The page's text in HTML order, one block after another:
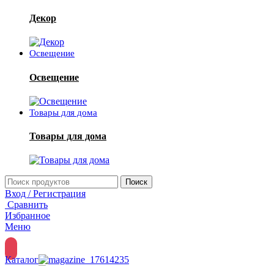
Декор
Освещение
Освещение
Товары для дома
Товары для дома
Поиск
Вход / Регистрация
Сравнить
Избранное
Меню
Каталог